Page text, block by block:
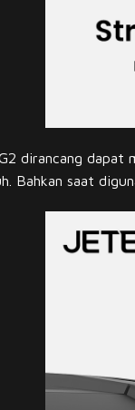
dirancang
Bahkan saat